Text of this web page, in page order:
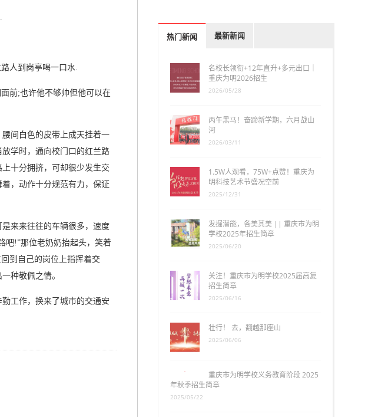
人到岗亭喝一口水.
前;也许他不够帅但他可以在
间白色的皮带上成天挂着一
学时，通向校门口的红兰路
十分拥挤，可却很少发生交
，动作十分规范有力，保证
来来往往的车辆很多，速度
吧!”那位老奶奶抬起头，笑着
到自己的岗位上指挥着交
种敬佩之情。
工作，换来了城市的交通安
热门新闻 最新新闻
名校长领衔+12年直升+多元出口｜
重庆为明2026招生
2026/05/28
丙午黑马！奋蹄新学期，六月战山
河
2026/03/11
1.5W人观看，75W+点赞！重庆为
明科技艺术节盛况空前
2025/12/31
发掘潜能，各美其美 || 重庆市为明
学校2025年招生简章
2025/06/20
关注！重庆市为明学校2025届高复
招生简章
2025/06/16
壮行！ 去，翻越那座山
2025/06/06
重庆市为明学校义务教育阶段 2025
年秋季招生简章
2025/05/22